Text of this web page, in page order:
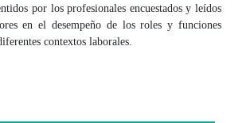
por los profesionales encuestados y leídos
en el desempeño de los roles y funciones
contextos laborales.